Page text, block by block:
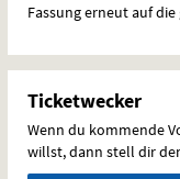
Fassung erneut auf
Ticketwecker
Wenn du kommende
willst, dann stell dir